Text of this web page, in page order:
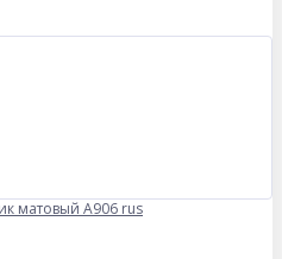
матовый А906 rus